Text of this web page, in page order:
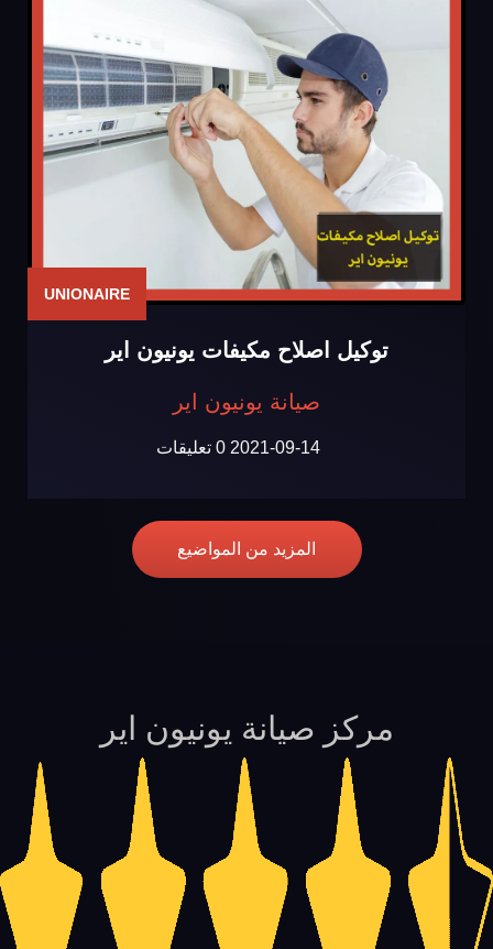
UNIONAIRE
توكيل اصلاح مكيفات يونيون اير
صيانة يونيون اير
2021-09-14 0 تعليقات
المزيد من المواضيع
مركز صيانة يونيون اير